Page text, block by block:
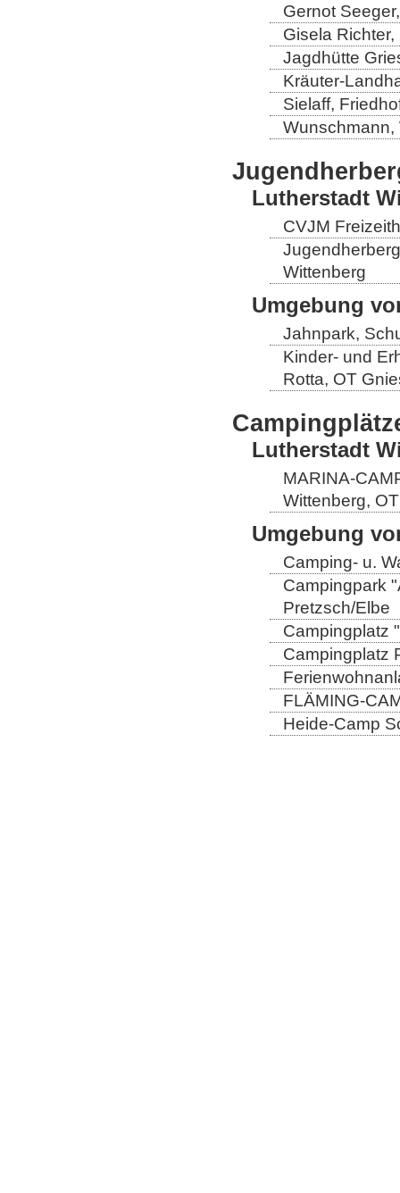
Gernot
Gisela
Jagdhütte
Kräuter-
Sielaff,
Wunschmann,
Lutherstadt
CVJM
Wittenberg
Umgebung
Jahnpark,
Kinder- und
Rotta, OT
Lutherstadt
MARINA-
Wittenberg,
Umgebung
Camping- u.
Campingpark
Pretzsch/Elbe
Campingplatz
Campingplatz
FLÄMING-
Heide-Camp